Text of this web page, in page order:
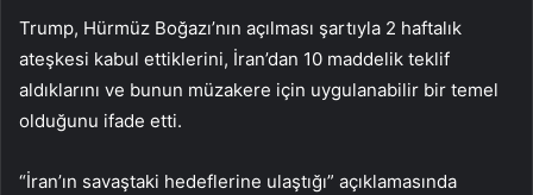
Trump, Hürmüz Boğazı’nın açılması şartıyla 2 haftalık
ateşkesi kabul ettiklerini, İran’dan 10 maddelik teklif
aldıklarını ve bunun müzakere için uygulanabilir bir temel
olduğunu ifade etti.
“İran’ın savaştaki hedeflerine ulaştığı” açıklamasında